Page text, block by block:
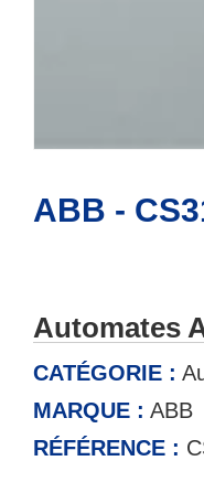
ABB -
Automates
CATÉGORIE :
MARQUE : ABB
RÉFÉRENCE :